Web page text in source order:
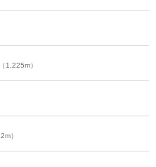
（1,225m）
）